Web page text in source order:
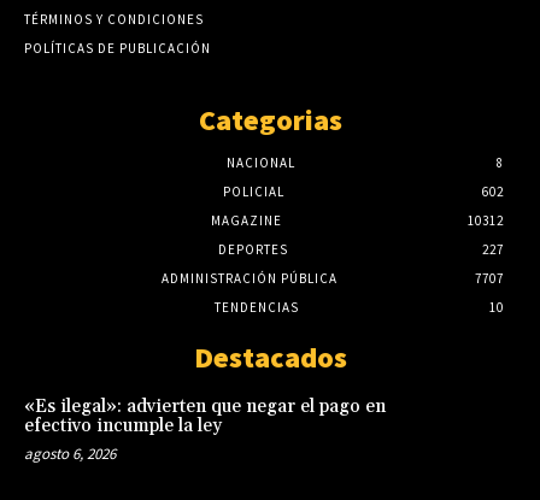
TÉRMINOS Y CONDICIONES
POLÍTICAS DE PUBLICACIÓN
Categorias
NACIONAL
8
POLICIAL
602
MAGAZINE
10312
DEPORTES
227
ADMINISTRACIÓN PÚBLICA
7707
TENDENCIAS
10
Destacados
«Es ilegal»: advierten que negar el pago en
efectivo incumple la ley
agosto 6, 2026